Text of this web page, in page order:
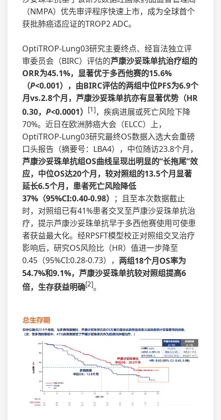
（NMPA）优先审评程序快速上市，成为全球首个
获批肺癌适应证的TROP2 ADC。
OptiTROP-Lung03研究主要终点、经盲法独立评
审委员会（BIRC）评估的芦康沙妥珠单抗治疗组的
ORR为45.1%，显著优于多西他赛的15.6%
（P<0.001），由BIRC评估的两组中位PFS为6.9个
月vs.2.8个月，芦康沙妥珠单抗亦有显著优势（HR
0.30， P<0.0001） [1]，疾病进展或死亡风险下降
70%。近日在欧洲肺癌大会（ELCC）上，
OptiTROP-Lung03研究最终OS数据入选大会重磅
口头报告（摘要号：LBA4），中位随访23.8个月，
芦康沙妥珠单抗组OS曲线呈现出明显的“长拖尾”效
应，中位OS达20个月，较对照组的13.5个月显著
延长6.5个月，患者死亡风险降低
37%（95%CI:0.40-0.98） ；且至本次数据截止
时，对照组已有41%患者交叉至芦康沙妥珠单抗治
疗，提示芦康沙妥珠单抗早于多西他赛使用可使患
者获益最大化。经RPSFT模型校正对照组交叉治疗
影响后，研究OS风险比（HR）值进一步降至
0.45（95%CI:0.28-0.73）， 两组18个月OS率为
54.7%和9.1%，芦康沙妥珠单抗较对照组提高6
倍，生存获益明确[2]。